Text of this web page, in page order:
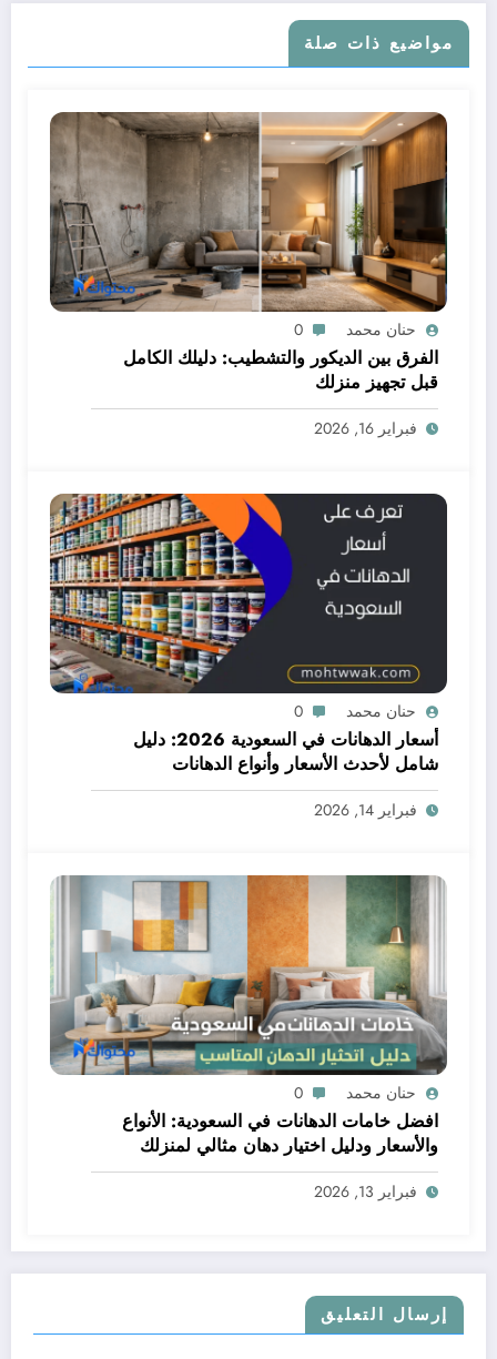
مواضيع ذات صلة
حنان محمد 0
الفرق بين الديكور والتشطيب: دليلك الكامل
قبل تجهيز منزلك
فبراير 16, 2026
حنان محمد 0
أسعار الدهانات في السعودية 2026: دليل
شامل لأحدث الأسعار وأنواع الدهانات
فبراير 14, 2026
حنان محمد 0
افضل خامات الدهانات في السعودية: الأنواع
والأسعار ودليل اختيار دهان مثالي لمنزلك
فبراير 13, 2026
إرسال التعليق